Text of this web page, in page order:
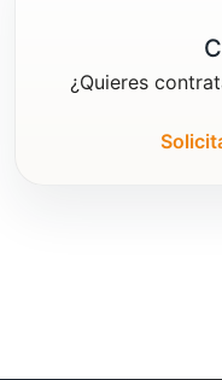
¿Quieres